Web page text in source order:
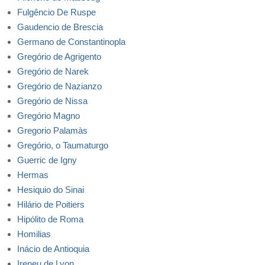
Fulgêncio De Ruspe
Gaudencio de Brescia
Germano de Constantinopla
Gregório de Agrigento
Gregório de Narek
Gregório de Nazianzo
Gregório de Nissa
Gregório Magno
Gregorio Palamàs
Gregório, o Taumaturgo
Guerric de Igny
Hermas
Hesiquio do Sinai
Hilário de Poitiers
Hipólito de Roma
Homilias
Inácio de Antioquia